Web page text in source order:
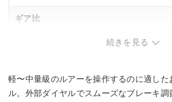
ギア比
82cm
続きを見る
軽〜中量級のルアーを操作するのに適し
ル。外部ダイヤルでスムーズなブレーキ調